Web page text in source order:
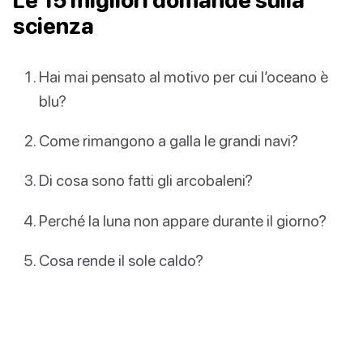
scienza
Hai mai pensato al motivo per cui l’oceano è
blu?
Come rimangono a galla le grandi navi?
Di cosa sono fatti gli arcobaleni?
Perché la luna non appare durante il giorno?
Cosa rende il sole caldo?